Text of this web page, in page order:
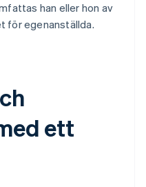
han eller hon av
för egenanställda.
ett